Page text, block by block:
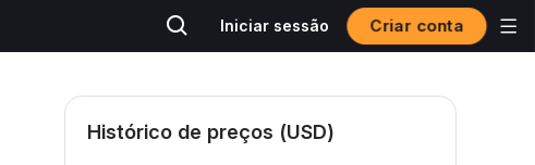
Iniciar sessão Criar conta
Histórico de preços (USD)